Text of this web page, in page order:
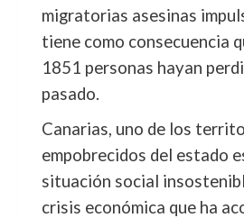
migratorias asesinas
tiene como consecuencia
1851 personas hayan
pasado.
Canarias, uno de los
empobrecidos del estado
situación social
crisis económica que ha